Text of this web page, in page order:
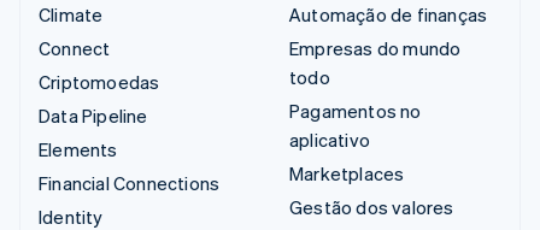
Climate
Connect
Criptomoedas
Data Pipeline
Elements
Financial Connections
Identity
Automação de finanças
Empresas do mundo
todo
Pagamentos no
aplicativo
Marketplaces
Gestão dos valores